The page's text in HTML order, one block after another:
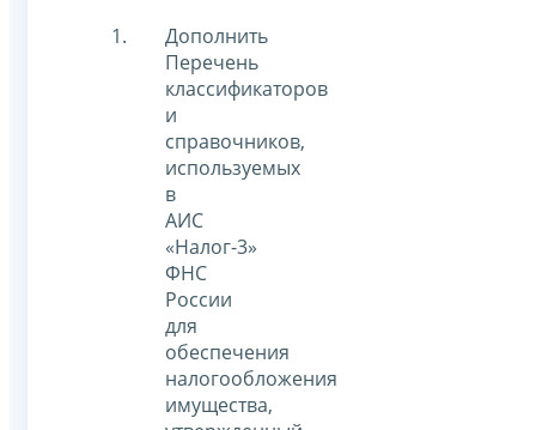
Дополнить
Перечень
классификаторов
и
справочников,
используемых
в
АИС
«Налог-3»
ФНС
России
для
обеспечения
налогообложения
имущества,